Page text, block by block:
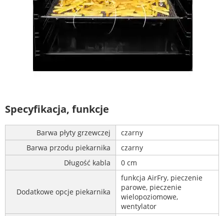
Specyfikacja, funkcje
Barwa płyty grzewczej
czarny
Barwa przodu piekarnika
czarny
Długość kabla
0 cm
Dodatkowe opcje piekarnika
funkcja AirFry, pieczenie
parowe, pieczenie
wielopoziomowe,
wentylator